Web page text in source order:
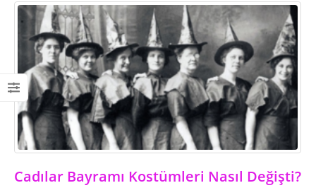
Cadılar Bayramı Kostümleri Nasıl Değişti?
Saten Atkı İmalatı
16/03/2023
Çanta İmalatı – Üretimi
10/03/2023